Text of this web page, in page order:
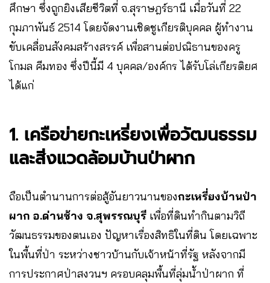
ศึกษา ซึ่งถูกยิงเสียชีวิตที่ จ.สุราษฎร์ธานี เมื่อวันที่ 22
กุมภาพันธ์ 2514 โดยจัดงานเชิดชูเกียรติบุคคล ผู้ทำงาน
ขับเคลื่อนสังคมสร้างสรรค์ เพื่อสานต่อปณิธานของครู
โกมล คีมทอง ซึ่งปีนี้มี 4 บุคคล/องค์กร ได้รับโล่เกียรติยศ
ได้แก่
1. เครือข่ายกะเหรี่ยงเพื่อวัฒนธรรม
และสิ่งแวดล้อมบ้านป่าผาก
ถือเป็นตำนานการต่อสู้อันยาวนานของกะเหรี่ยงบ้านป่า
ผาก อ.ด่านช้าง จ.สุพรรณบุรี เพื่อที่ดินทำกินตามวิถี
วัฒนธรรมของตนเอง ปัญหาเรื่องสิทธิในที่ดิน โดยเฉพาะ
ในพื้นที่ป่า ระหว่างชาวบ้านกับเจ้าหน้าที่รัฐ หลังจากมี
การประกาศป่าสงวนฯ ครอบคลุมพื้นที่ลุ่มน้ำป่าผาก ที่